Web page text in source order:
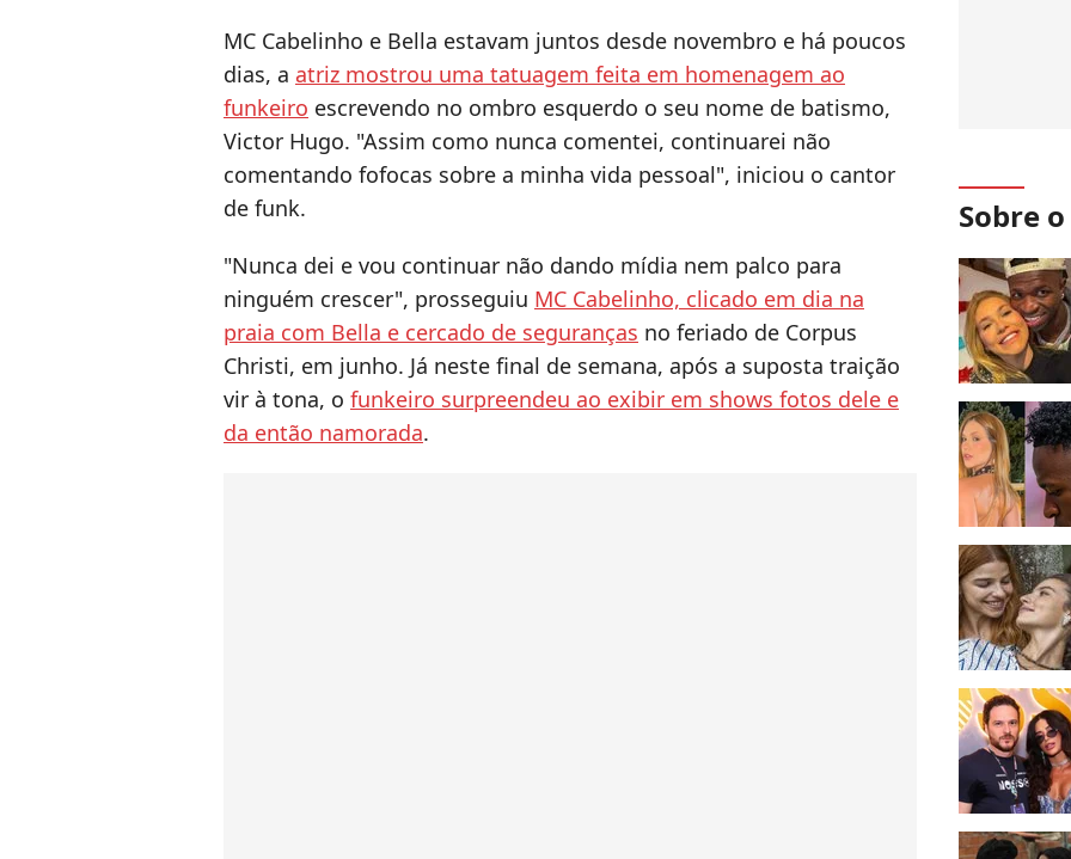
MC Cabelinho e Bella estavam juntos desde novembro e há poucos
dias, a atriz mostrou uma tatuagem feita em homenagem ao
funkeiro escrevendo no ombro esquerdo o seu nome de batismo,
Victor Hugo. "Assim como nunca comentei, continuarei não
comentando fofocas sobre a minha vida pessoal", iniciou o cantor
de funk.
"Nunca dei e vou continuar não dando mídia nem palco para
ninguém crescer", prosseguiu MC Cabelinho, clicado em dia na
praia com Bella e cercado de seguranças no feriado de Corpus
Christi, em junho. Já neste final de semana, após a suposta traição
vir à tona, o funkeiro surpreendeu ao exibir em shows fotos dele e
da então namorada.
Sobre